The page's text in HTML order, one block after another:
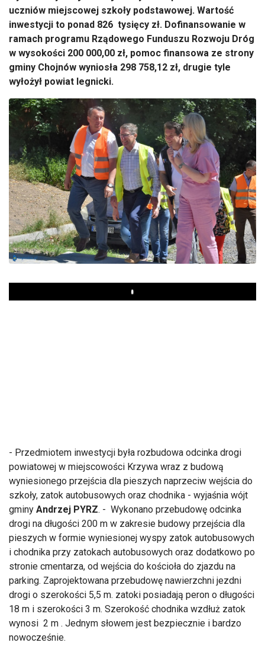
ramach programu Rządowego Funduszu Rozwoju Dróg
w wysokości 200 000,00 zł, pomoc finansowa ze strony
gminy Chojnów wyniosła 298 758,12 zł, drugie tyle
wyłożył powiat legnicki.
Play
wyniesionego przejścia dla pieszych naprzeciw wejścia do
szkoły, zatok autobusowych oraz chodnika - wyjaśnia wójt
gminyAndrzej PYRZ. - Wykonano przebudowę odcinka
drogi na długości 200 m w zakresie budowy przejścia dla
pieszych w formie wyniesionej wyspy zatok autobusowych
i chodnika przy zatokach autobusowych oraz dodatkowo po
stronie cmentarza, od wejścia do kościoła do zjazdu na
parking. Zaprojektowana przebudowę nawierzchni jezdni
drogi o szerokości 5,5 m. zatoki posiadają peron o długości
18 m i szerokości 3 m. Szerokość chodnika wzdłuż zatok
wynosi 2 m . Jednym słowem jest bezpiecznie i bardzo
nowocześnie.
Dodajmy, że całość prac uzupełniono - dla potrzeb
właściwego odwodnienia woda - o wpusty do kanalizacji